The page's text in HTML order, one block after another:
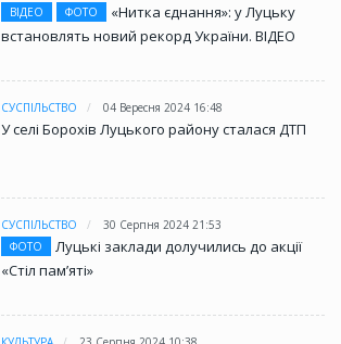
ВІДЕО
ФОТО
«Нитка єднання»: у Луцьку
встановлять новий рекорд України. ВІДЕО
СУСПІЛЬСТВО 04 Вересня 2024 16:48
У селі Борохів Луцького району сталася ДТП
СУСПІЛЬСТВО
30 Серпня 2024 21:53
ФОТО
Луцькі заклади долучились до акції
«Стіл памʼяті»